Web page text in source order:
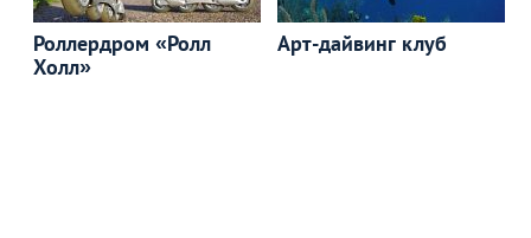
Роллердром «Ролл
Холл»
Арт-дайвинг клуб